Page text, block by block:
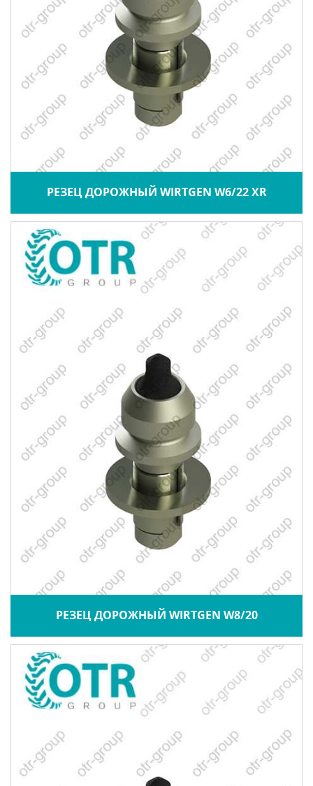
РЕЗЕЦ ДОРОЖНЫЙ WIRTGEN W6/22 XR
РЕЗЕЦ ДОРОЖНЫЙ WIRTGEN W8/20